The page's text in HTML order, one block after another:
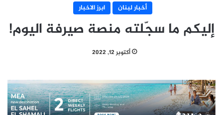
أخبار لبنان
ابرز الاخبار
إليكم ما سجّلته منصة صيرفة اليوم!
أكتوبر 12, 2022